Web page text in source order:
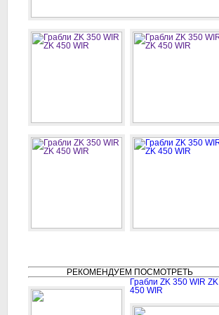
РЕКОМЕНДУЕМ ПОСМОТРЕТЬ
Грабли ZK 350 WIR ZK
450 WIR